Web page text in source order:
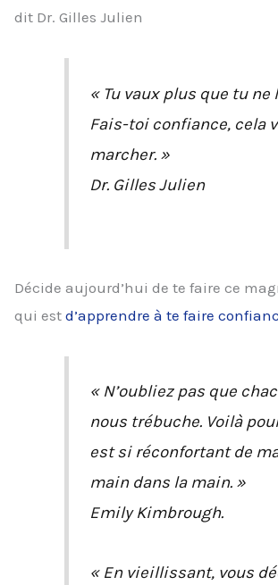
dit Dr. Gilles Julien
« Tu vaux plus que tu ne
Fais-toi confiance, cela
marcher. »
Dr. Gilles Julien
Décide aujourd’hui de te faire ce
qui est d’apprendre à te faire
« N’oubliez pas que
nous trébuche. Voilà
est si réconfortant de
main dans la main. »
Emily Kimbrough.
« En vieillissant, vous